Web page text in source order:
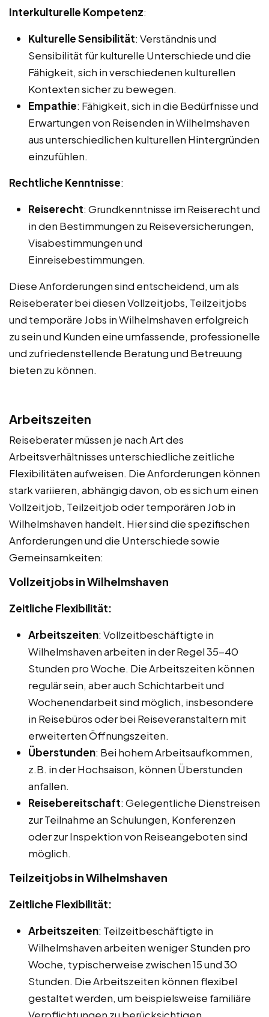
Interkulturelle Kompetenz:
Kulturelle Sensibilität: Verständnis und
Sensibilität für kulturelle Unterschiede und die
Fähigkeit, sich in verschiedenen kulturellen
Kontexten sicher zu bewegen.
Empathie: Fähigkeit, sich in die Bedürfnisse und
Erwartungen von Reisenden in Wilhelmshaven
aus unterschiedlichen kulturellen Hintergründen
einzufühlen.
Rechtliche Kenntnisse:
Reiserecht: Grundkenntnisse im Reiserecht und
in den Bestimmungen zu Reiseversicherungen,
Visabestimmungen und
Einreisebestimmungen.
Diese Anforderungen sind entscheidend, um als
Reiseberater bei diesen Vollzeitjobs, Teilzeitjobs
und temporäre Jobs in Wilhelmshaven erfolgreich
zu sein und Kunden eine umfassende, professionelle
und zufriedenstellende Beratung und Betreuung
bieten zu können.
Arbeitszeiten
Reiseberater müssen je nach Art des
Arbeitsverhältnisses unterschiedliche zeitliche
Flexibilitäten aufweisen. Die Anforderungen können
stark variieren, abhängig davon, ob es sich um einen
Vollzeitjob, Teilzeitjob oder temporären Job in
Wilhelmshaven handelt. Hier sind die spezifischen
Anforderungen und die Unterschiede sowie
Gemeinsamkeiten:
Vollzeitjobs in Wilhelmshaven
Zeitliche Flexibilität:
Arbeitszeiten: Vollzeitbeschäftigte in
Wilhelmshaven arbeiten in der Regel 35-40
Stunden pro Woche. Die Arbeitszeiten können
regulär sein, aber auch Schichtarbeit und
Wochenendarbeit sind möglich, insbesondere
in Reisebüros oder bei Reiseveranstaltern mit
erweiterten Öffnungszeiten.
Überstunden: Bei hohem Arbeitsaufkommen,
z.B. in der Hochsaison, können Überstunden
anfallen.
Reisebereitschaft: Gelegentliche Dienstreisen
zur Teilnahme an Schulungen, Konferenzen
oder zur Inspektion von Reiseangeboten sind
möglich.
Teilzeitjobs in Wilhelmshaven
Zeitliche Flexibilität:
Arbeitszeiten: Teilzeitbeschäftigte in
Wilhelmshaven arbeiten weniger Stunden pro
Woche, typischerweise zwischen 15 und 30
Stunden. Die Arbeitszeiten können flexibel
gestaltet werden, um beispielsweise familiäre